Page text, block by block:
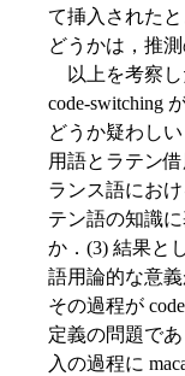
て挿入された
どうかは，推
以上を考察し
code-switching
どうか疑わし
用語とラテン
ランス語にお
テン語の知識
か．(3) 結果と
語用論的な意
その過程が
定義の問題で
入の過程に